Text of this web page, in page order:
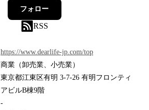
フォロー
RSS
https://www.dearlife-jp.com/top
商業（卸売業、小売業）
東京都江東区有明 3-7-26 有明フロンティ
アビルB棟9階
-